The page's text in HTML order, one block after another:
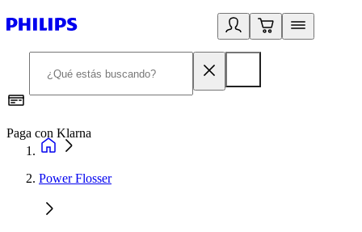
Paga con Klarna
Power Flosser